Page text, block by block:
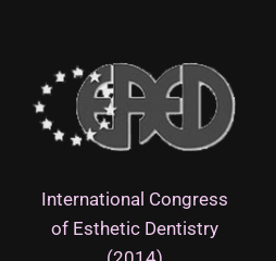
International Congress
of Esthetic Dentistry